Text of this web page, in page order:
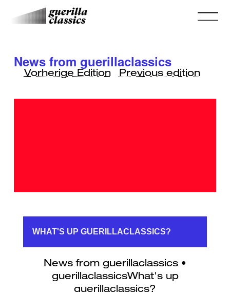
News from guerillaclassics
Vorherige Edition Previous edition
WHAT'S UP GUERILLACLASSICS?